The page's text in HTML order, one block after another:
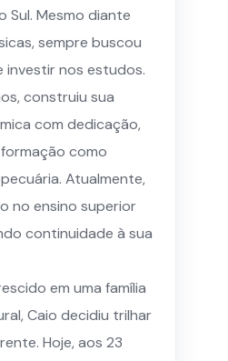
Sul. Mesmo diante
sempre buscou
investir nos estudos.
construiu sua
com dedicação,
como
Atualmente,
no ensino superior
continuidade à sua
em uma família
Caio decidiu trilhar
Hoje, aos 23